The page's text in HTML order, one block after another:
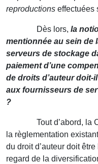
reproductions effectuées
Dès lors, la
mentionnée au sein de
serveurs de stockage
paiement d’une
de droits d’auteur doit-
aux fournisseurs de
?
Tout d’abord, la
la règlementation
du droit d’auteur doit
regard de la